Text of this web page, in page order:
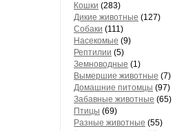
Кошки (283)
Дикие животные (127)
Собаки (111)
Насекомые (9)
Рептилии (5)
Земноводные (1)
Вымершие животные (7)
Домашние питомцы (97)
Забавные животные (65)
Птицы (69)
Разные животные (55)